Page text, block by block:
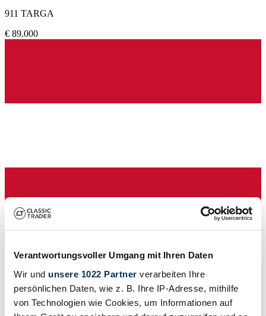
Verantwortungsvoller Umgang mit Ihren Daten
Wir und unsere 1022 Partner verarbeiten Ihre
persönlichen Daten, wie z. B. Ihre IP-Adresse, mithilfe
von Technologien wie Cookies, um Informationen auf
911 TARGA
€ 89.000